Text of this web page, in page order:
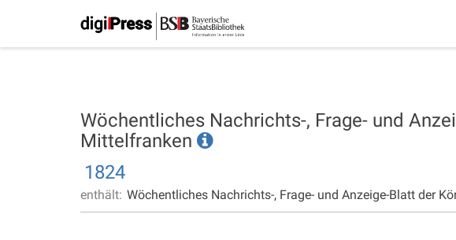
Wöchentliches Nachrichts-, Frage- und
Mittelfranken
1824
enthält: Wöchentliches Nachrichts-, Frage- und Anzeige-Blatt der